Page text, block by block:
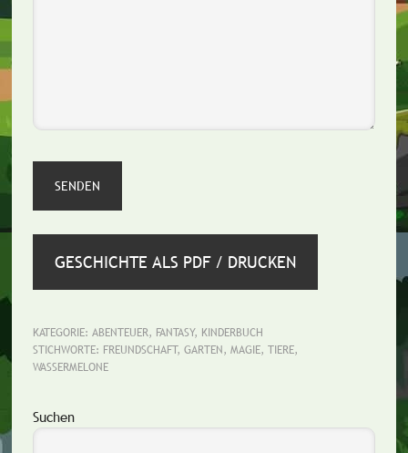
GESCHICHTE ALS PDF / DRUCKEN
KATEGORIE: ABENTEUER, FANTASY, KINDERBUCH
STICHWORTE: FREUNDSCHAFT, GARTEN, MAGIE, TIERE,
WASSERMELONE
Seitenspalte
Suchen